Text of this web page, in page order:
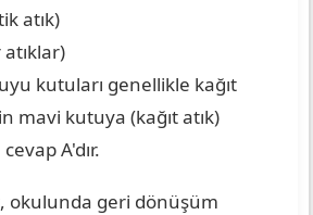
atık)
kutuları genellikle kağıt
mavi kutuya (kağıt atık)
A'dır.
okulunda geri dönüşüm